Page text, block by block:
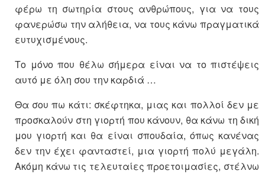
φέρω τη σωτηρία στους ανθρώπους, για να τους
φανερώσω την αλήθεια, να τους κάνω πραγματικά
ευτυχισμένους.
Το μόνο που θέλω σήμερα είναι να το πιστέψεις
αυτό με όλη σου την καρδιά …
Θα σου πω κάτι: σκέφτηκα, μιας και πολλοί δεν με
προσκαλούν στη γιορτή που κάνουν, θα κάνω τη δική
μου γιορτή και θα είναι σπουδαία, όπως κανένας
δεν την έχει φανταστεί, μια γιορτή πολύ μεγάλη.
Ακόμη κάνω τις τελευταίες προετοιμασίες, στέλνω